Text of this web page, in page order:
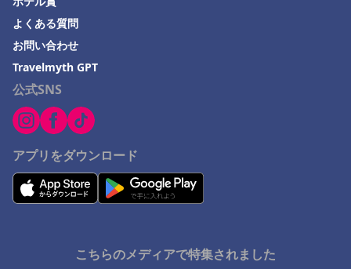
いわき市でのホテル
犬山市でのホテル
愛知県でのホテル
根室市でのホテル
ドバイでのホテル
一宮市でのホテル
公式SNS
アプリをダウンロード
よくある質問
お問い合わせ
Travelmyth GPT
こちらのメディアで特集されました